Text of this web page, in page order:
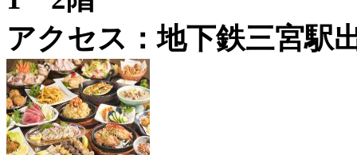
アクセス：地下鉄三宮駅